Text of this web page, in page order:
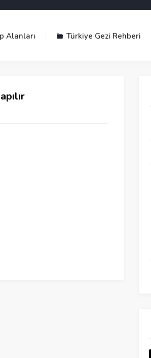
Alanları Türkiye Gezi Rehberi